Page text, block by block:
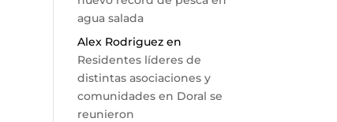
agua salada
Alex Rodriguez en
Residentes líderes de
distintas asociaciones y
comunidades en Doral se
reunieron